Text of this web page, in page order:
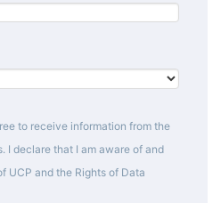
to receive information from the
I declare that I am aware of and
UCP and the Rights of Data